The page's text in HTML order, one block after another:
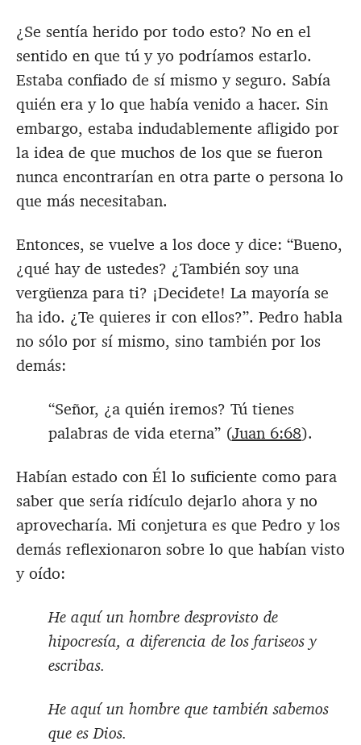
¿Se sentía herido por todo esto? No en el
sentido en que tú y yo podríamos estarlo.
Estaba confiado de sí mismo y seguro. Sabía
quién era y lo que había venido a hacer. Sin
embargo, estaba indudablemente afligido por
la idea de que muchos de los que se fueron
nunca encontrarían en otra parte o persona lo
que más necesitaban.
Entonces, se vuelve a los doce y dice: “Bueno,
¿qué hay de ustedes? ¿También soy una
vergüenza para ti? ¡Decidete! La mayoría se
ha ido. ¿Te quieres ir con ellos?”. Pedro habla
no sólo por sí mismo, sino también por los
demás:
“Señor, ¿a quién iremos? Tú tienes
palabras de vida eterna” (Juan 6:68).
Habían estado con Él lo suficiente como para
saber que sería ridículo dejarlo ahora y no
aprovecharía. Mi conjetura es que Pedro y los
demás reflexionaron sobre lo que habían visto
y oído:
He aquí un hombre desprovisto de
hipocresía, a diferencia de los fariseos y
escribas.
He aquí un hombre que también sabemos
que es Dios.